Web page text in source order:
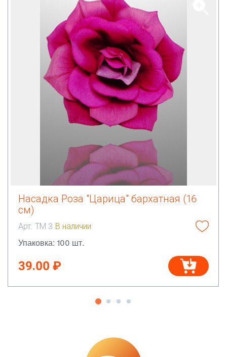
Насадка Роза "Царица" бархатная (16
см)
Арт. ТМ 3 В наличии
Упаковка: 100 шт.
39.00 ₽